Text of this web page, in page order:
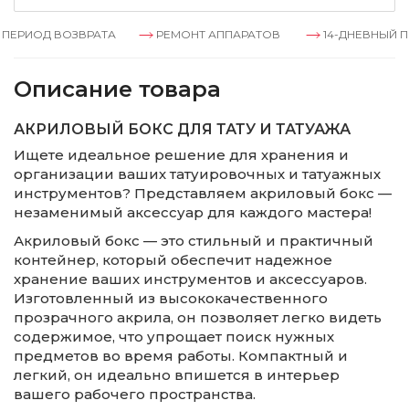
ВОЗВРАТА РЕМОНТ АППАРАТОВ 14-ДНЕВНЫЙ
Описание товара
АКРИЛОВЫЙ БОКС ДЛЯ ТАТУ И ТАТУАЖА
Ищете идеальное решение для хранения и
организации ваших татуировочных и татуажных
инструментов? Представляем акриловый бокс —
незаменимый аксессуар для каждого мастера!
Акриловый бокс — это стильный и практичный
контейнер, который обеспечит надежное
хранение ваших инструментов и аксессуаров.
Изготовленный из высококачественного
прозрачного акрила, он позволяет легко видеть
содержимое, что упрощает поиск нужных
предметов во время работы. Компактный и
легкий, он идеально впишется в интерьер
вашего рабочего пространства.